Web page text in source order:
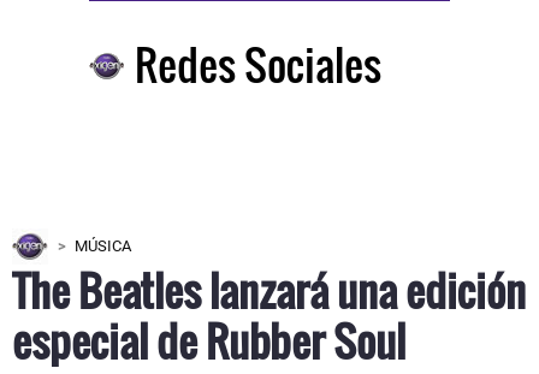
Redes Sociales
MÚSICA
The Beatles lanzará una edición
especial de Rubber Soul